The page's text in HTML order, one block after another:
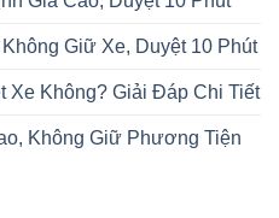
Giữ Xe, Duyệt 10 Phút
Xe Không? Giải Đáp Chi Tiết
Không Giữ Phương Tiện